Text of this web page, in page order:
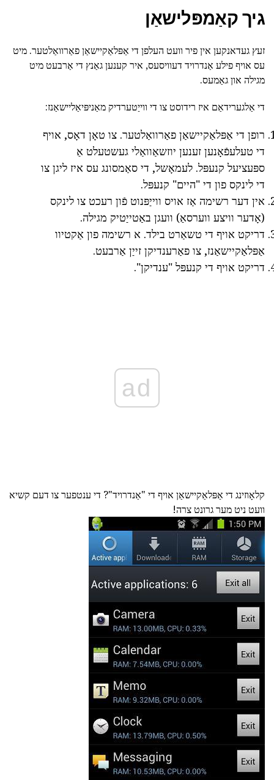
גיך קאַמפּלישאַן
זעץ געדאנקען אין פיר וועט העלפן די אַפּלאַקיישאַן פאַרוואַלטער. מיט
עס אויף פילע אַנדרויד דעוויסעס, איר קענען גאַנץ די אַרבעט מיט
מגילה און גאַמעס.
די אַלגערידאַם איז רידוסט צו די ווייַטערדיק מאַניפּיאַליישאַנז:
רופן די אַפּלאַקיישאַן פאַרוואַלטער. צו טאָן דאָס, אויף
די טעלעפֿאָנען זענען יוזשאַוואַלי געשטעלט אַ
ספּעציעל קנעפּל. לעמאָשל, די סאַמסונג עס איז ליגן צו
די לינקס פון די "היים" קנעפּל.
אין דער רשימה אַז אויס ווייַפּנוט פֿון רעכט צו לינקס
(אָדער וויצע ווערסאַ) וועגן באַטייַטיק מגילה.
דריקט אויף די טשאַרט בילד. א רשימה פון אַקטיוו
אַפּלאַקיישאַנז, צו פאַרענדיקן זייַן אַרבעט.
דריקט אויף די קנעפּל "ענדיקן".
ad
קלאָוזינג די אַפּלאַקיישאַן אויף די "אַנדרויד"? די ענטפער צו דעם קשיא
וועט ניט מער גרונט צרה!